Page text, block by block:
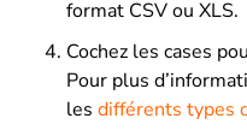
format CSV ou XLS.
Cochez les cases
Pour plus
les différents types